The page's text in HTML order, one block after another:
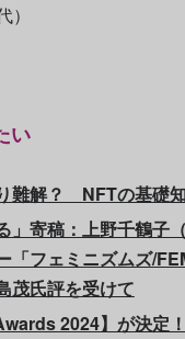
）
い
難解？ NFTの基礎
」寄稿：上野千鶴
「フェミニズムズ/
茂氏評を受けて
2024】が決定